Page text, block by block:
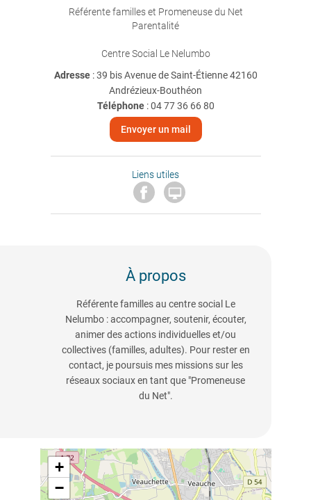
Référente familles et Promeneuse du Net
Parentalité
Centre Social Le Nelumbo
Adresse : 39 bis Avenue de Saint-Étienne 42160
Andrézieux-Bouthéon
Téléphone:04 77 36 66 80
Envoyer un mail
Liens utiles

À propos
Référente familles au centre social Le
Nelumbo : accompagner, soutenir, écouter,
animer des actions individuelles et/ou
collectives (familles, adultes). Pour rester en
contact, je poursuis mes missions sur les
réseaux sociaux en tant que "Promeneuse
du Net".
+
−